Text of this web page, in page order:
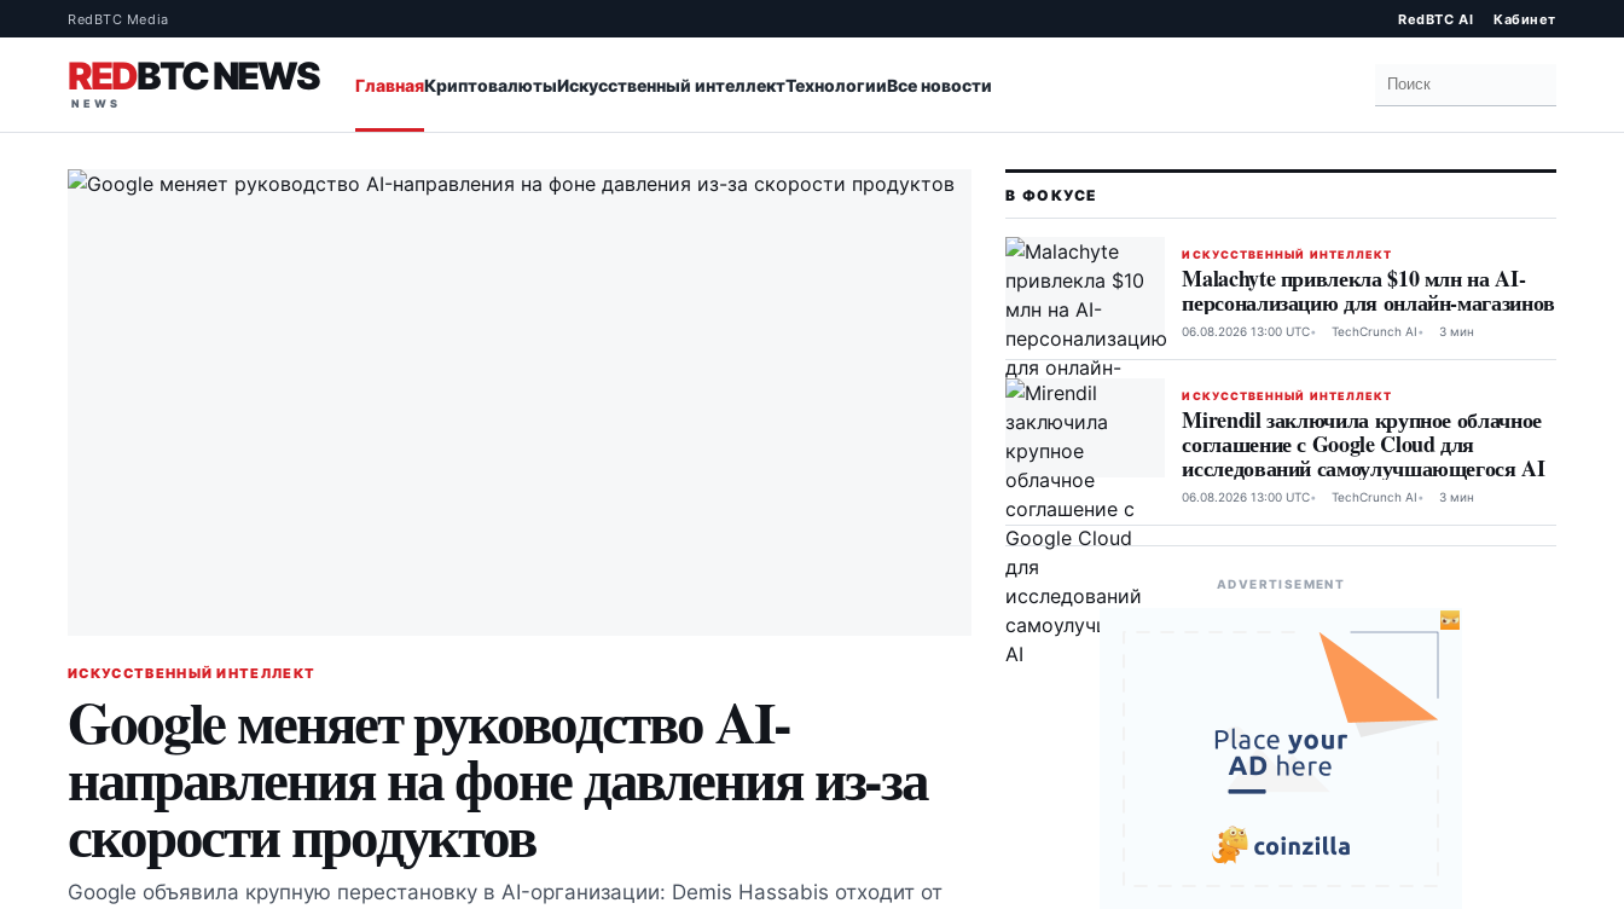
RedBTC Media RedBTC AI Кабинет
REDBTC NEWS ГлавнаяКриптовалютыИскусственный интеллектТехнологииВсе новости Поиск
ИСКУССТВЕННЫЙ ИНТЕЛЛЕКТ
Google меняет руководство AI-
направления на фоне давления из-за
скорости продуктов
Google объявила крупную перестановку в AI-организации: Demis Hassabis отходит от
ИСКУССТВЕННЫЙ ИНТЕЛЛЕКТ
Malachyte привлекла $10 млн на AI-
персонализацию для онлайн-магазинов
06.08.2026 13:00 UTC TechCrunch AI 3 мин
ИСКУССТВЕННЫЙ ИНТЕЛЛЕКТ
Mirendil заключила крупное облачное
соглашение с Google Cloud для
исследований самоулучшающегося AI
06.08.2026 13:00 UTC TechCrunch AI 3 мин
ADVERTISEMENT